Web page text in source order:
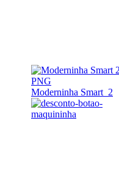
Moderninha Smart 2